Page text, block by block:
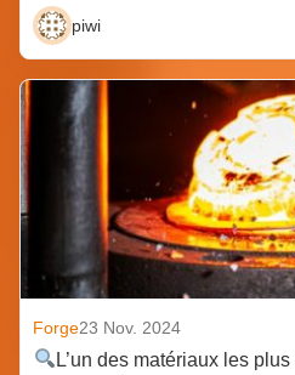
piwi
Forge23 Nov. 2024
L’un des matériaux les